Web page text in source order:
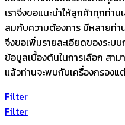
เราจึงขอแนะนำให้ลูกค้าทุกท่า
สมกับความต้องการ มีหลายท่า
จึงขอเพิ่มรายละเอียดของระบ
ข้อมูลเบื้องต้นในการเลือก สา
แล้วท่านจะพบกับเครื่องกรองแ
Filter
Filter